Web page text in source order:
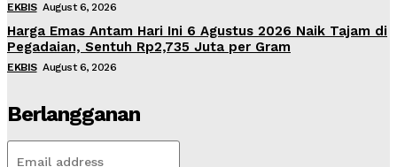
EKBIS August 6, 2026
Harga Emas Antam Hari Ini 6 Agustus 2026 Naik Tajam di
Pegadaian, Sentuh Rp2,735 Juta per Gram
EKBIS August 6, 2026
Berlangganan